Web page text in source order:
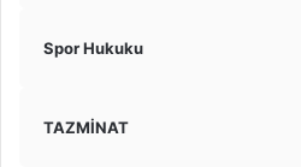
Spor Hukuku
TAZMİNAT